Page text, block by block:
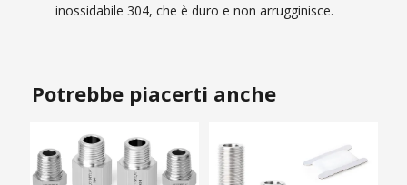
inossidabile 304, che è duro e non arrugginisce.
Potrebbe piacerti anche